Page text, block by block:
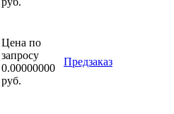
Цена по
запросу
0.00000000
руб.
Предзаказ